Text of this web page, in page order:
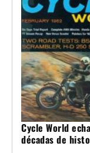
Cycle World
décadas de